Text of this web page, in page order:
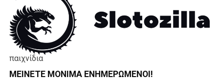
παιχνίδια
ΜΕΊΝΕΤΕ ΜΌΝΙΜΑ ΕΝΗΜΕΡΏΜΕΝΟΙ!